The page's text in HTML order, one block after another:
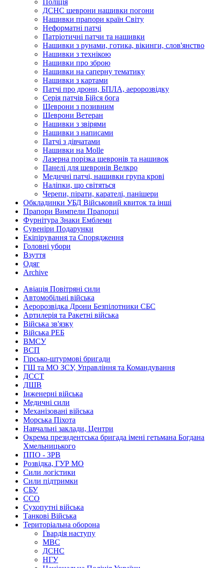
Поліція
ДСНС шеврони нашивки погони
Нашивки прапори країн Світу
Неформатні патчі
Патріотичні патчи та нашивки
Нашивки з рунами, готика, вікинги, слов'янство
Нашивки з технікою
Нашивки про зброю
Нашивки на саперну тематику
Нашивки з картами
Патчі про дрони, БПЛА, аеророзвідку
Серія патчів Бійся бога
Шеврони з позивним
Шеврони Ветеран
Нашивки з звірями
Нашивки з написами
Патчі з дівчатами
Нашивки на Molle
Лазерна порізка шевронів та нашивок
Панелі для шевронів Велкро
Медичні патчі, нашивки група крові
Наліпки, що світяться
Черепи, пірати, карателі, панішери
Обкладинки УБД Військовий квиток та інші
Прапори Вимпели Прапорці
Фурнітура Знаки Емблеми
Сувеніри Подарунки
Екіпірування та Спорядження
Головні убори
Взуття
Одяг
Archive
Авіація Повітряні сили
Автомобільні війська
Аеророзвідка Дрони Безпілотники СБС
Артилерія та Ракетні війська
Війська зв'язку
Війська РЕБ
ВМСУ
ВСП
Гірсько-штурмові бригади
ГШ та МО ЗСУ, Управління та Командування
ДССТ
ДШВ
Інженерні війська
Медичні сили
Механізовані війська
Морська Піхота
Навчальні заклади, Центри
Окрема президентська бригада імені гетьмана Богдана
Хмельницького
ППО - ЗРВ
Розвідка, ГУР МО
Сили логістики
Сили підтримки
СБУ
ССО
Сухопутні війська
Танкові Війська
Територіальна оборона
Гвардія наступу
МВС
ДСНС
НГУ